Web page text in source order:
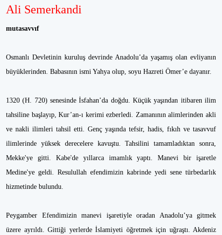
Ali Semerkandi
mutasavvıf
Osmanlı Devletinin kuruluş devrinde Anadolu’da yaşamış olan evliyanın
büyüklerinden. Babasının ismi Yahya olup, soyu Hazreti Ömer’e dayanır.
1320 (H. 720) senesinde İsfahan’da doğdu. Küçük yaşından itibaren ilim
tahsiline başlayıp, Kur’an-ı kerimi ezberledi. Zamanının alimlerinden akli
ve nakli ilimleri tahsil etti. Genç yaşında tefsir, hadis, fıkıh ve tasavvuf
ilimlerinde yüksek derecelere kavuştu. Tahsilini tamamladıktan sonra,
Mekke'ye gitti. Kabe'de yıllarca imamlık yaptı. Manevi bir işaretle
Medine'ye geldi. Resulullah efendimizin kabrinde yedi sene türbedarlık
hizmetinde bulundu.
Peygamber Efendimizin manevi işaretiyle oradan Anadolu’ya gitmek
üzere ayrıldı. Gittiği yerlerde İslamiyeti öğretmek için uğraştı. Akdeniz